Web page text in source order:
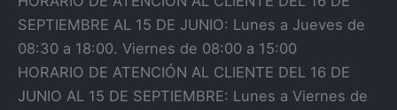
SEPTIEMBRE AL 15 DE JUNIO: Lunes a Jueves de
08:30 a 18:00. Viernes de 08:00 a 15:00
HORARIO DE ATENCIÓN AL CLIENTE DEL 16 DE
JUNIO AL 15 DE SEPTIEMBRE: Lunes a Viernes de